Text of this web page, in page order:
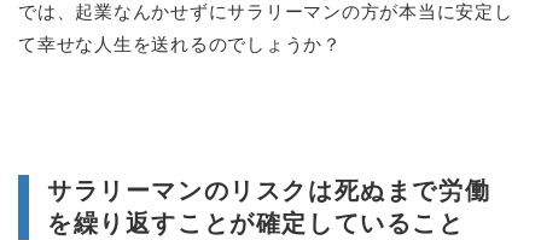
では、起業なんかせずにサラリーマンの方が本当に安定し
て幸せな人生を送れるのでしょうか？
サラリーマンのリスクは死ぬまで労働
を繰り返すことが確定していること